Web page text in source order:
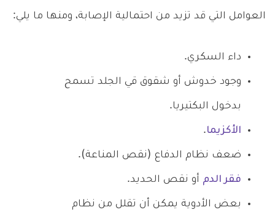
العوامل التي قد تزيد من احتمالية الإصابة، ومنها ما يلي:
داء السكري.
وجود خدوش أو شقوق قي الجلد تسمح
بدخول البكتيريا.
الأكزيما.
ضعف نظام الدفاع (نقص المناعة).
فقر الدم أو نقص الحديد.
بعض الأدوية يمكن أن تقلل من نظام